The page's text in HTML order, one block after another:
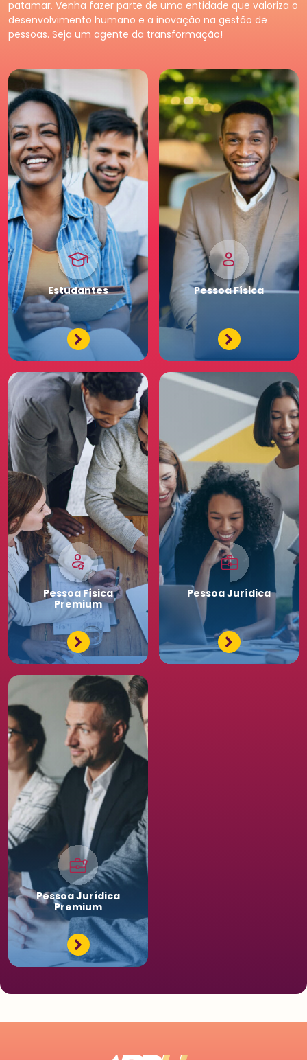
patamar. Venha fazer parte de uma entidade que valoriza o
desenvolvimento humano e a inovação na gestão de
pessoas. Seja um agente da transformação!
Estudantes PessoaFísica
e diferenciados da maior
comunidade de Recursos
Humanos. Conheça os
para a sua carreira.
PessoaFísica
Premium
faça parte da maior
comunidade de Recursos
Humanos. Conheças os
PessoaJurídica
PessoaJurídica
Premium
Tenha acessos exclusivos
e diferenciados da maior
comunidade de Recursos
Humanos. Conheça os
benefícios diferenciados
para a sua equipe. Saia
na frente para o seu
negócio.
PessoaJurídica
Premium